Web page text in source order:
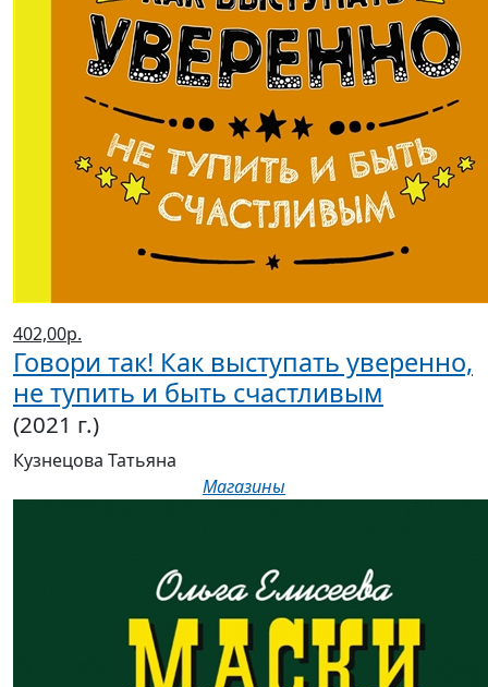
402,00р.
Говори так! Как выступать уверенно,
не тупить и быть счастливым
(2021 г.)
Кузнецова Татьяна
Магазины